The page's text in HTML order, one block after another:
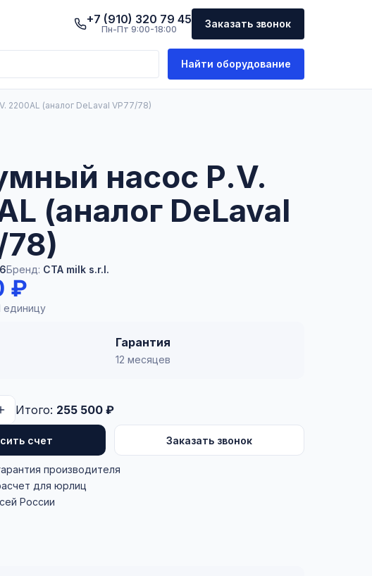
+7 (910) 320 79 45
Пн-Пт 9:00-18:00 Заказать звонок
Найти оборудование
2200AL (аналог DeLaval VP77/78)
насос P.V.
(аналог DeLaval
Бренд: CTA milk s.r.l.
₽
единицу
Гарантия
12 месяцев
Итого: 255 500 ₽
счет Заказать звонок
производителя
для юрлиц
России